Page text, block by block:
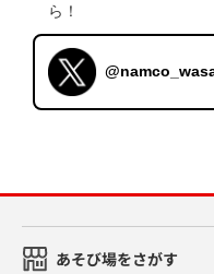
ら！
あそび場をさがす